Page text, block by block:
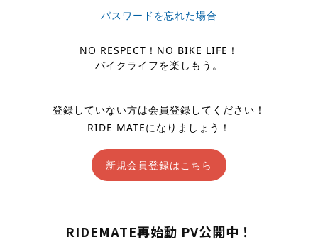
パスワードを忘れた場合
NO RESPECT！NO BIKE LIFE！
バイクライフを楽しもう。
登録していない方は会員登録してください！
RIDE MATEになりましょう！
新規会員登録はこちら
RIDEMATE再始動 PV公開中！